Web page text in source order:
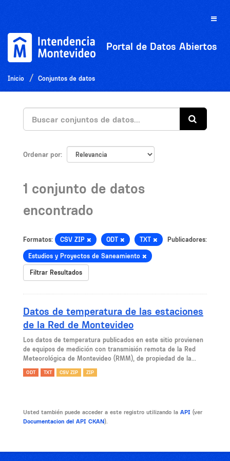
Toggle
Portal de Datos Abiertos
Inicio Conjuntos de datos
Ordenar por
1 conjunto de datos
encontrado
Formatos: CSV ZIP ODT TXT Publicadores:
Estudios y Proyectos de Saneamiento
Filtrar Resultados
Datos de temperatura de las estaciones
de la Red de Montevideo
Los datos de temperatura publicados en este sitio provienen
de equipos de medición con transmisión remota de la Red
Meteorológica de Montevideo (RMM), de propiedad de la...
ODT TXT CSV ZIP ZIP
Usted también puede acceder a este registro utilizando la API (ver
Documentacion del API CKAN).